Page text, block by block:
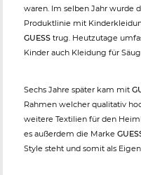
waren. Im selben Jahr wurde
Produktlinie mit
GUESS trug. Heutzutage
Kinder auch Kleidung für
Sechs Jahre später kam mit
Rahmen welcher qualitativ
weitere Textilien für den
es außerdem die Marke
Style steht und somit als